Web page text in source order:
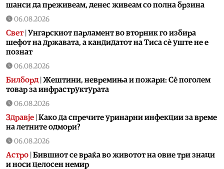
шанси да преживеам, денес живеам со полна брзина
06.08.2026
Свет| Унгарскиот парламент во вторник го избира
шефот на државата, а кандидатот на Тиса сè уште не е
познат
06.08.2026
Билборд Жештини, невремиња и пожари: Сè поголем
товар за инфраструктурата
06.08.2026
Здравје Како да спречите уринарни инфекции за време
на летните одмори?
06.08.2026
Астро Бившиот се враќа во животот на овие три знаци
и носи целосен немир